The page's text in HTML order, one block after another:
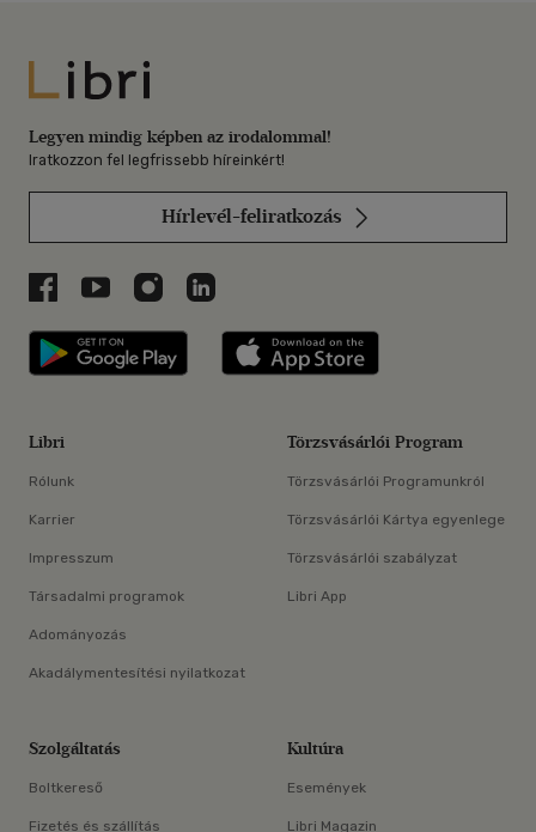
Libri
Legyen mindig képben az irodalommal!
Iratkozzon fel legfrissebb híreinkért!
Hírlevél-feliratkozás
Libri a Facebookon
Libri a Youtube-on
Libri az Instagramon
Libri a LinkedInen
Libri applikáció Szerezd meg: Google
Libri
Rólunk
Karrier
Impresszum
Társadalmi programok
Adományozás
Akadálymentesítési nyilatkozat
Törzsvásárlói Program
Törzsvásárlói Programunkról
Törzsvásárlói Kártya egyenlege
Törzsvásárlói szabályzat
Libri App
Szolgáltatás
Boltkereső
Fizetés és szállítás
Kultúra
Események
Libri Magazin